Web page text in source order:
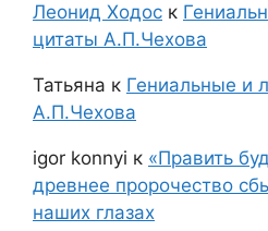
Леонид Ходос к
цитаты А.П.Чехова
Татьяна к Гениальные и
А.П.Чехова
igor konnyi к «Править
древнее пророчество
наших глазах